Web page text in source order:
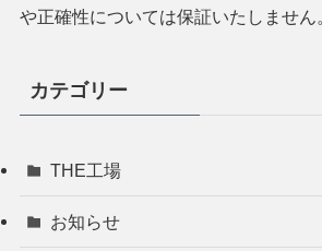
や正確性については保証いたしません
カテゴリー
THE工場
お知らせ